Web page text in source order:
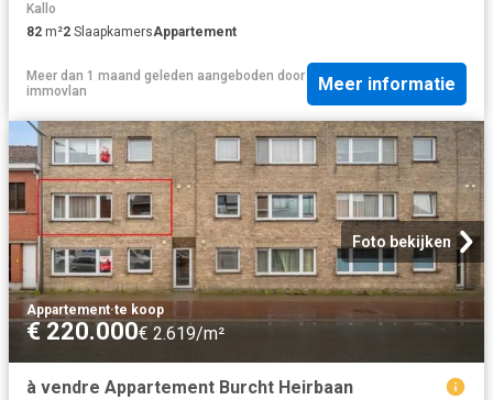
Kallo
82 m²2 SlaapkamersAppartement
Meer dan 1 maand geleden aangeboden door
immovlan
Meer informatie
Foto bekijken
Appartement·te koop
€ 220.000€ 2.619/m²
à vendre Appartement Burcht Heirbaan